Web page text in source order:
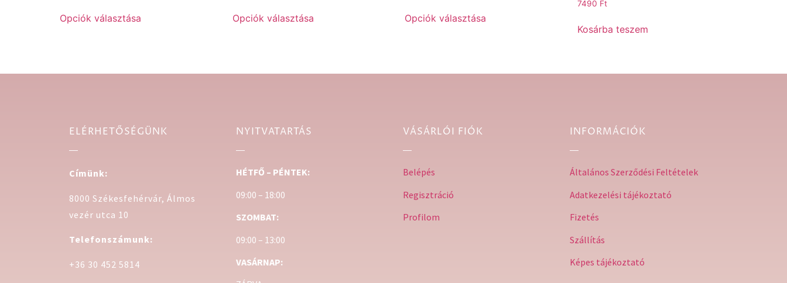
Opciók választása Opciók választása Opciók választása
7490 Ft
Kosárba teszem
ELÉRHETŐSÉGÜNK
Címünk:
8000 Székesfehérvár, Álmos
vezér utca 10
Telefonszámunk:
+36 30 452 5814
NYITVATARTÁS
HÉTFŐ – PÉNTEK:
09:00 – 18:00
SZOMBAT:
09:00 – 13:00
VASÁRNAP:
VÁSÁRLÓI FIÓK
Belépés
Regisztráció
Profilom
INFORMÁCIÓK
Általános Szerződési Feltételek
Adatkezelési tájékoztató
Fizetés
Szállítás
Képes tájékoztató